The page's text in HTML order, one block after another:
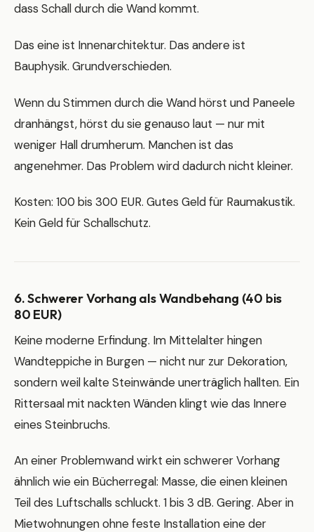
dass Schall durch die Wand kommt.
Das eine ist Innenarchitektur. Das andere ist
Bauphysik. Grundverschieden.
Wenn du Stimmen durch die Wand hörst und Paneele
dranhängst, hörst du sie genauso laut — nur mit
weniger Hall drumherum. Manchen ist das
angenehmer. Das Problem wird dadurch nicht kleiner.
Kosten: 100 bis 300 EUR. Gutes Geld für Raumakustik.
Kein Geld für Schallschutz.
6. Schwerer Vorhang als Wandbehang (40 bis
80 EUR)
Keine moderne Erfindung. Im Mittelalter hingen
Wandteppiche in Burgen — nicht nur zur Dekoration,
sondern weil kalte Steinwände unerträglich hallten. Ein
Rittersaal mit nackten Wänden klingt wie das Innere
eines Steinbruchs.
An einer Problemwand wirkt ein schwerer Vorhang
ähnlich wie ein Bücherregal: Masse, die einen kleinen
Teil des Luftschalls schluckt. 1 bis 3 dB. Gering. Aber in
Mietwohnungen ohne feste Installation eine der